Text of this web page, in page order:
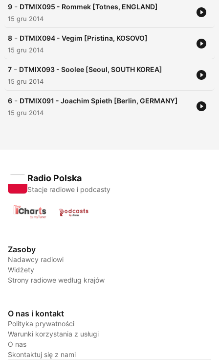
9 - DTMIX095 - Rommek [Totnes, ENGLAND]
15 gru 2014
8 - DTMIX094 - Vegim [Pristina, KOSOVO]
15 gru 2014
7 - DTMIX093 - Soolee [Seoul, SOUTH KOREA]
15 gru 2014
6 - DTMIX091 - Joachim Spieth [Berlin, GERMANY]
15 gru 2014
Radio Polska
Stacje radiowe i podcasty
Zasoby
Nadawcy radiowi
Widżety
Strony radiowe według krajów
O nas i kontakt
Polityka prywatności
Warunki korzystania z usługi
O nas
Skontaktuj się z nami